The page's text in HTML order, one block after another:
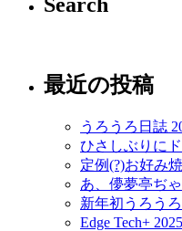
最近の投稿
うろうろ日誌
ひさしぶりに
定例(?)お好み
あ、儚夢亭ぢゃ
新年初うろう
Edge Tech+